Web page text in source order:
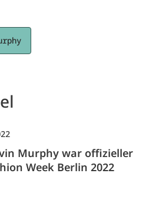
Murphy war offizieller
Week Berlin 2022